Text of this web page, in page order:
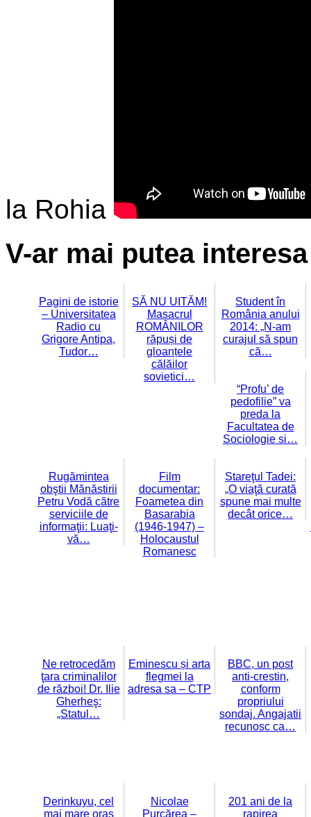
la Rohia
V-ar mai putea
Pagini de istorie
– Universitatea
Radio cu
Grigore Antipa,
Tudor…
SĂ NU UITĂM!
Masacrul
ROMÂNILOR
răpuși de
gloanțele
călăilor
sovietici…
Student în
România anului
2014: „N-am
curajul să spun
că…
“Profu’ de
pedofilie” va
preda la
Facultatea de
Sociologie si…
Rugămintea
obştii Mănăstirii
Petru Vodă către
serviciile de
informaţii: Luaţi-
vă…
Film
documentar:
Foametea din
Basarabia
(1946-1947) –
Holocaustul
Romanesc
Stareţul Tadei:
„O viaţă curată
spune mai multe
decât orice…
Ne retrocedăm
ţara criminalilor
de război! Dr. Ilie
Gherheş:
„Statul…
Eminescu și arta
flegmei la
adresa sa – CTP
BBC, un post
anti-crestin,
conform
propriului
sondaj. Angajatii
recunosc ca…
Derinkuyu, cel
mai mare oras
Nicolae
Purcărea –
201 ani de la
rapirea